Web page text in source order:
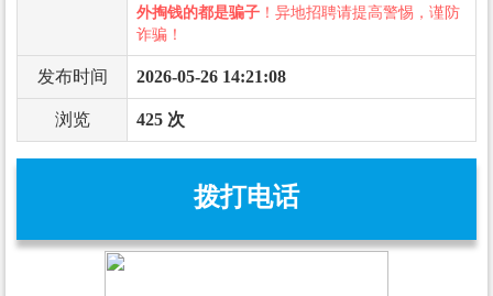
外掏钱的都是骗子 ！异地招聘请提高警惕，谨防
诈骗！
发布时间 2026-05-26 14:21:08
浏览 425 次
拨打电话